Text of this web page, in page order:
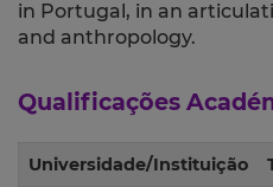
in Portugal, in an
and anthropology.
Qualificações
Universidade/Instituição